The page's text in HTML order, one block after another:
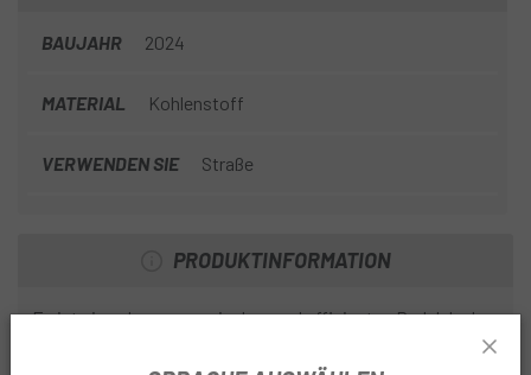
BAUJAHR 2024
MATERIAL Kohlenstoff
VERWENDEN SIE Straße
PRODUKTINFORMATION
Es ist ein sehr ergonomisches und effizientes Pedal dank